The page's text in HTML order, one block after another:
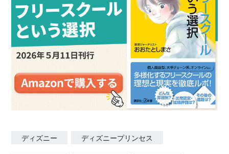
ディズニー ディズニープリンセス